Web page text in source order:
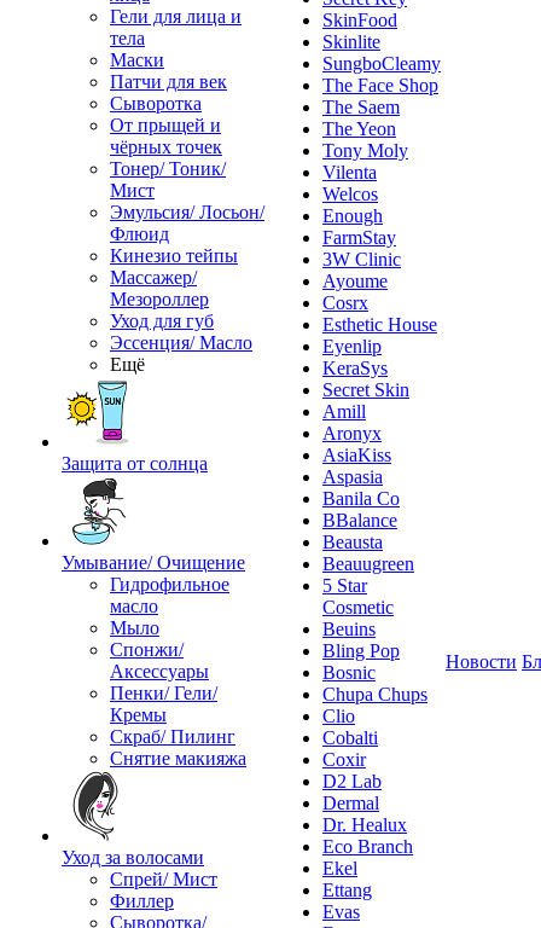
Гели для лица и
тела
Маски
Патчи для век
Сыворотка
От прыщей и
чёрных точек
Тонер/ Тоник/
Мист
Эмульсия/ Лосьон/
Флюид
Кинезио тейпы
Массажер/
Мезороллер
Уход для губ
Эссенция/ Масло
Ещё
Защита от солнца
Умывание/ Очищение
Гидрофильное
масло
Мыло
Спонжи/
Аксессуары
Пенки/ Гели/
Кремы
Скраб/ Пилинг
Снятие макияжа
Уход за волосами
Спрей/ Мист
Филлер
Сыворотка/
SkinFood
Skinlite
SungboCleamy
The Face Shop
The Saem
The Yeon
Tony Moly
Vilenta
Welcos
Enough
FarmStay
3W Clinic
Ayoume
Cosrx
Esthetic House
Eyenlip
KeraSys
Secret Skin
Amill
Aronyx
AsiaKiss
Aspasia
Banila Co
BBalance
Beausta
Beauugreen
5 Star
Cosmetic
Beuins
Bling Pop
Bosnic
Chupa Chups
Clio
Cobalti
Coxir
D2 Lab
Dermal
Dr. Healux
Eco Branch
Ekel
Ettang
Evas
Новости